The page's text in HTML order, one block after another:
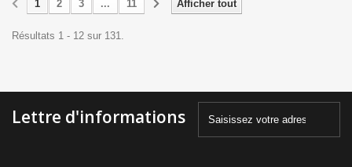
Afficher tout
1 2 3 ... 11
Résultats 1 - 12 sur 131.
Lettre d'informations